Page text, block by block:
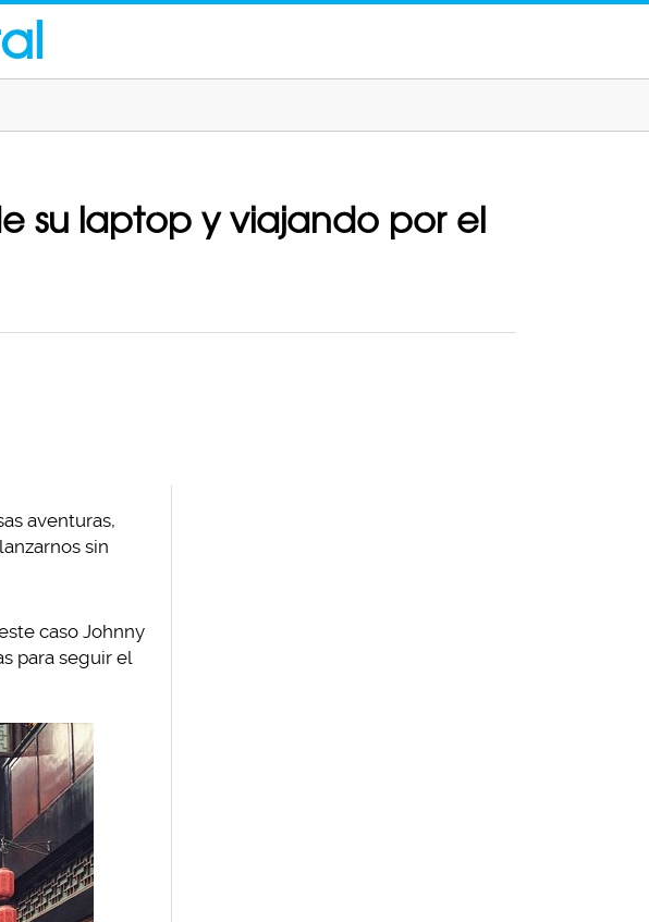
su laptop y viajando por el
aventuras,
sin
caso Johnny
para seguir el